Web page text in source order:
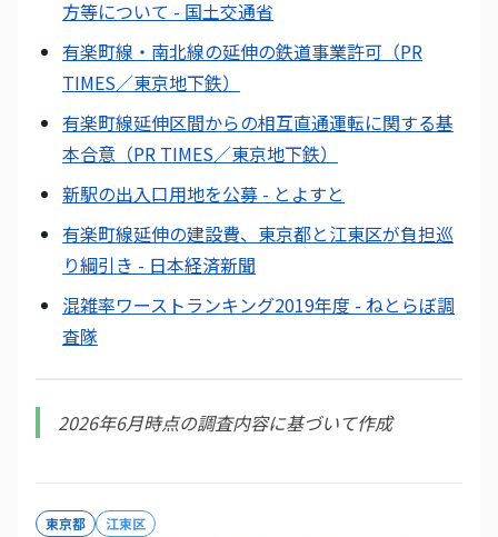
方等について - 国土交通省
有楽町線・南北線の延伸の鉄道事業許可（PR
TIMES／東京地下鉄）
有楽町線延伸区間からの相互直通運転に関する基
本合意（PR TIMES／東京地下鉄）
新駅の出入口用地を公募 - とよすと
有楽町線延伸の建設費、東京都と江東区が負担巡
り綱引き - 日本経済新聞
混雑率ワーストランキング2019年度 - ねとらぼ調
査隊
2026年6月時点の調査内容に基づいて作成
東京都
江東区